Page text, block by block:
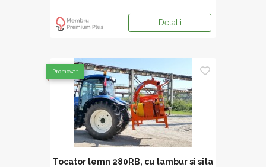
Detalii
Tocator lemn 280RB, cu tambur si sita
Promovat